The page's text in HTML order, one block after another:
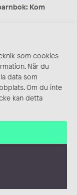
som cookies
När du
data som
Om du inte
kan detta
Kom